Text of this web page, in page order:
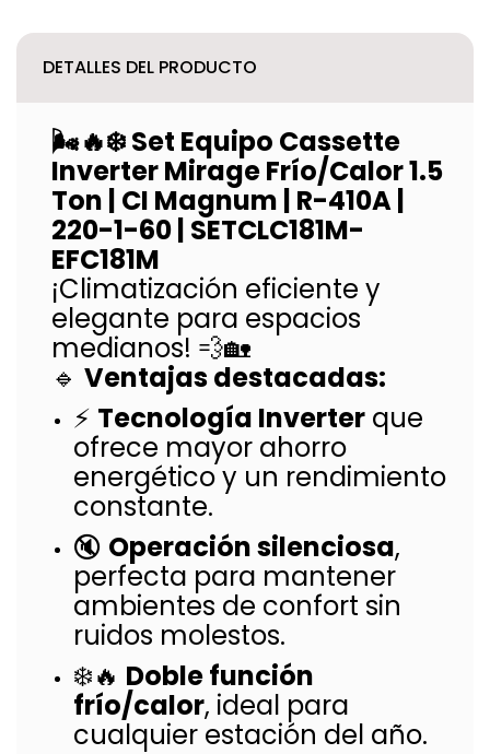
DETALLES DEL PRODUCTO
🌬️🔥❄️ Set Equipo Cassette
Inverter Mirage Frío/Calor 1.5
Ton | CI Magnum | R-410A |
220-1-60 | SETCLC181M-
EFC181M
¡Climatización eficiente y
elegante para espacios
medianos! 💨🏡
🔹 Ventajas destacadas:
⚡ Tecnología Inverter que
ofrece mayor ahorro
energético y un rendimiento
constante.
🔇 Operación silenciosa,
perfecta para mantener
ambientes de confort sin
ruidos molestos.
❄️🔥 Doble función
frío/calor, ideal para
cualquier estación del año.